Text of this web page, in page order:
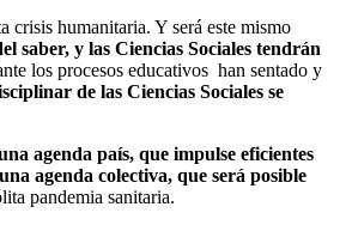
crisis humanitaria. Y será este mismo
saber, y las Ciencias Sociales tendrán
los procesos educativos han sentado y
de las Ciencias Sociales se
agenda país, que impulse eficientes
agenda colectiva, que será posible
pandemia sanitaria.